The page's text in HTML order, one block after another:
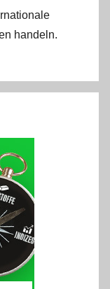
handeln.